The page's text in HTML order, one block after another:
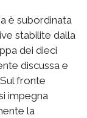
è subordinata
stabilite dalla
dei dieci
discussa e
fronte
impegna
la